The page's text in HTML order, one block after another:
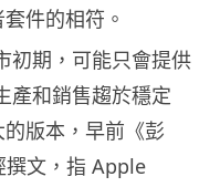
件的相符。
初期，可能只會提供
產和銷售趨於穩定
版本，早前《彭
文，指 Apple